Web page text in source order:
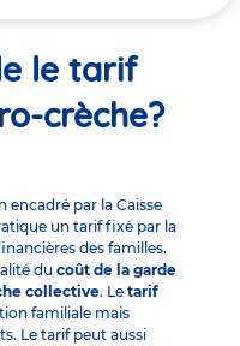
micro-crèche?
le tarif
crèche?
encadré par la Caisse
un tarif fixé par la
des familles.
du coût de la garde
collective. Le tarif
familiale mais
Le tarif peut aussi